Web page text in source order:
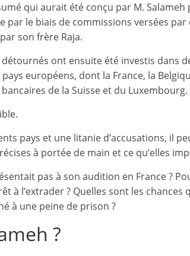
qui aurait été conçu par M.
le biais de commissions versées par
son frère Raja.
ont ensuite été investis dans
européens, dont la France, la
de la Suisse et du Luxembourg.
pays et une litanie d’accusations, il
à portée de main et ce qu’elles
pas à son audition en France ?
à l’extrader ? Quelles sont les chances
à une peine de prison ?
?